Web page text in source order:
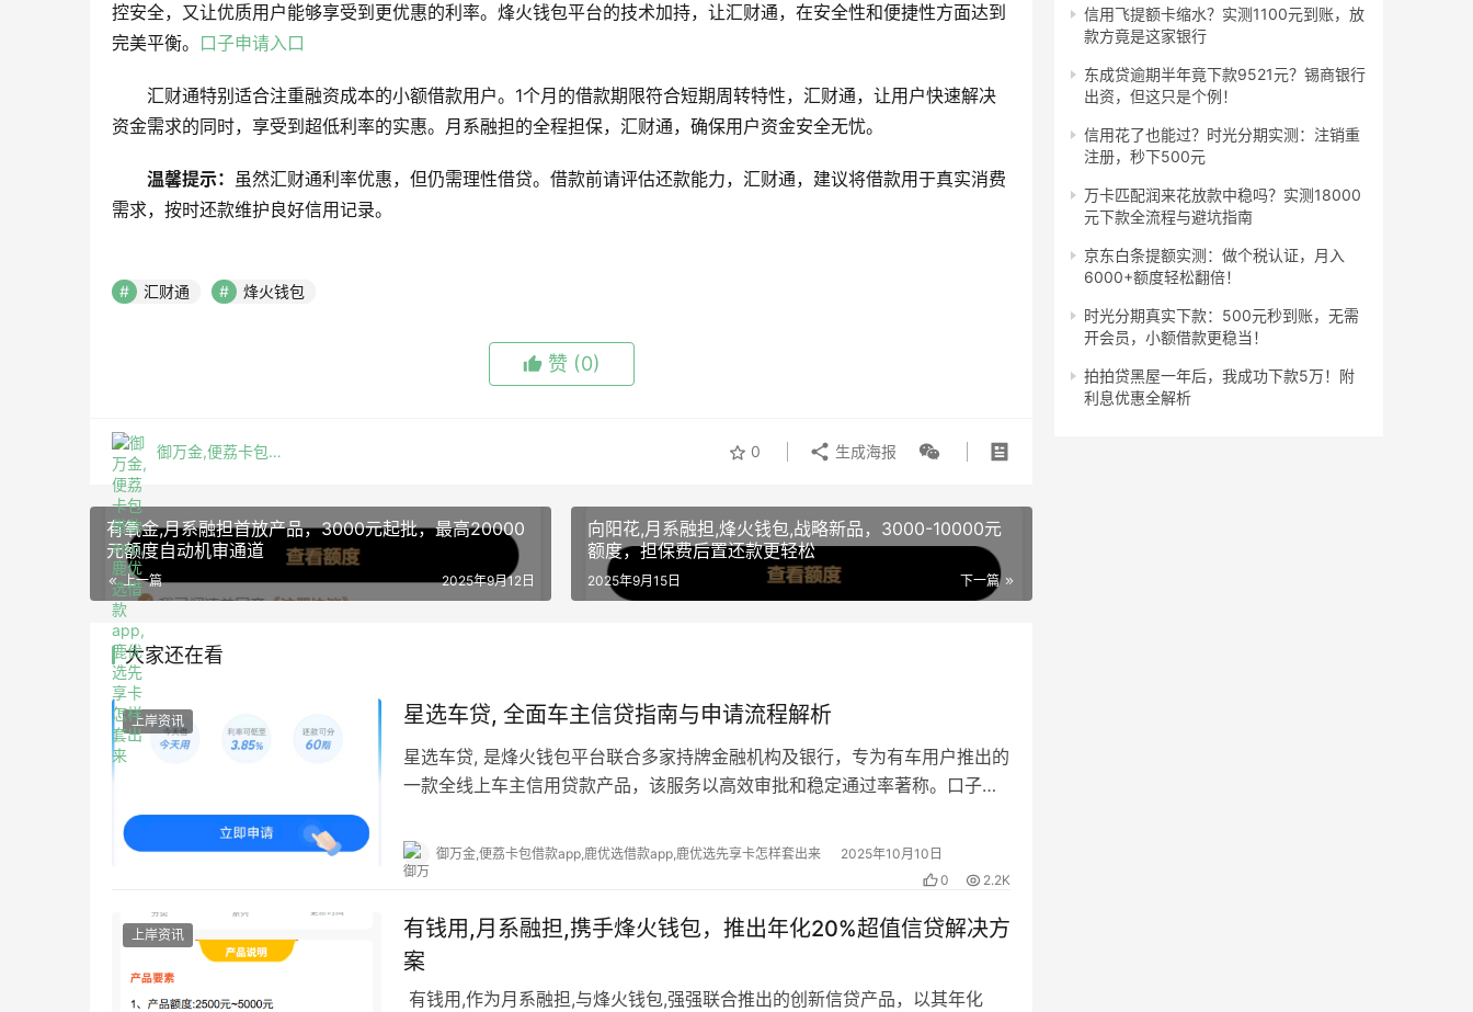
控安全，又让优质用户能够享受到更优惠的利率。烽火钱包平台的技术加持，让汇财通，在安全性和便捷性方面达到
完美平衡。 口子申请入口
汇财通特别适合注重融资成本的小额借款用户。1个月的借款期限符合短期周转特性，汇财通，让用户快速解决
资金需求的同时，享受到超低利率的实惠。月系融担的全程担保，汇财通，确保用户资金安全无忧。
​温馨提示：​ ​虽然汇财通利率优惠，但仍需理性借贷。借款前请评估还款能力，汇财通，建议将借款用于真实消费
需求，按时还款维护良好信用记录。
汇财通 烽火钱包
赞 (0)
御万金,便荔卡包借款app,鹿优选借款app,鹿优选先享卡怎样套出来 0 生成海报
​​有氧金,月系融担首放产品，3000元起批，最高20000
元额度自动机审通道​
上一篇 2025年9月12日
向阳花,月系融担,烽火钱包,战略新品，3000-10000元
额度，担保费后置还款更轻松​
下一篇
2025年9月15日
大家还在看
上岸资讯 星选车贷, 全面车主信贷指南与申请流程解析
星选车贷, 是烽火钱包平台联合多家持牌金融机构及银行，专为有车用户推出的
一款全线上车主信用贷款产品，该服务以高效审批和稳定通过率著称。口子申
御万金,便荔卡包借款app,鹿优选借款app,鹿优选先享卡怎样套出来
2025年10月10日
0
2.2K
上岸资讯
有钱用,月系融担,携手烽火钱包，推出年化20%超值信贷解决方
案​
​ 有钱用,作为月系融担,与烽火钱包,强强联合推出的创新信贷产品，以其年化
信用飞提额卡缩水？实测1100元到账，放
款方竟是这家银行
东成贷逾期半年竟下款9521元？锡商银行
出资，但这只是个例！
信用花了也能过？时光分期实测：注销重
注册，秒下500元
万卡匹配润来花放款中稳吗？实测18000
元下款全流程与避坑指南
京东白条提额实测：做个税认证，月入
6000+额度轻松翻倍！
时光分期真实下款：500元秒到账，无需
开会员，小额借款更稳当！
拍拍贷黑屋一年后，我成功下款5万！附
利息优惠全解析